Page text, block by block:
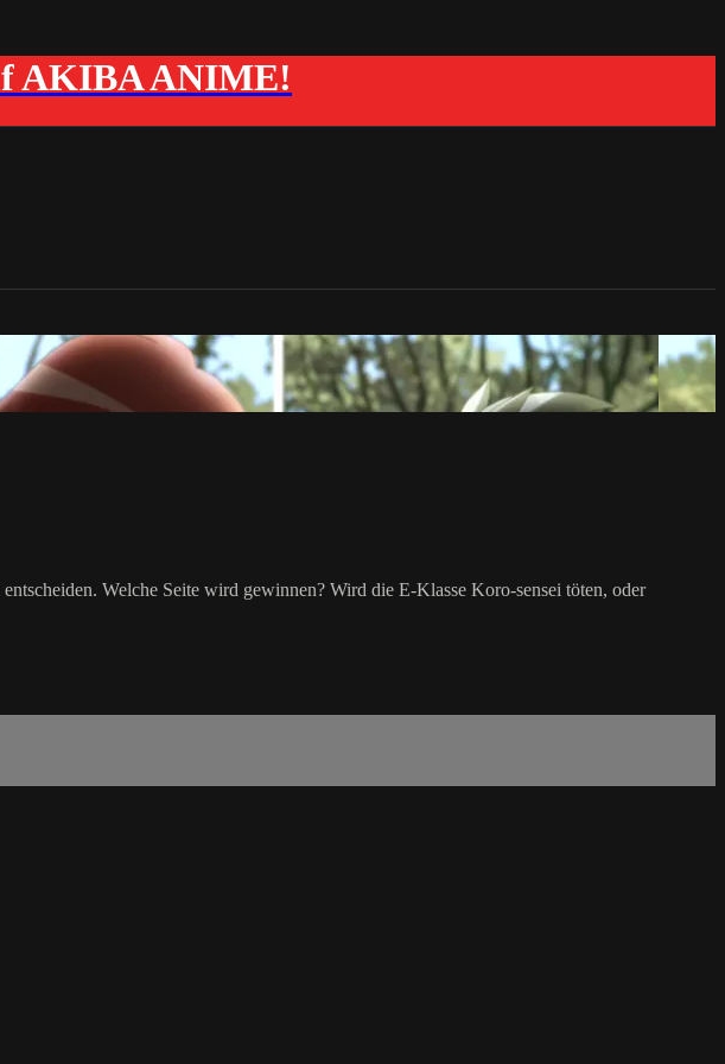
AKIBA ANIME!
Welche Seite wird gewinnen? Wird die E-Klasse Koro-sensei töten, oder